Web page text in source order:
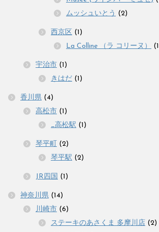
ムッシュいとう (2)
西京区 (1)
La Colline （ラ コリーヌ）
宇治市 (1)
きはだ (1)
香川県 (4)
高松市 (1)
_高松駅 (1)
琴平町
(2)
琴平駅 (2)
JR四国 (1)
神奈川県 (14)
川崎市 (6)
ステーキのあさくま 多摩川店 (2)